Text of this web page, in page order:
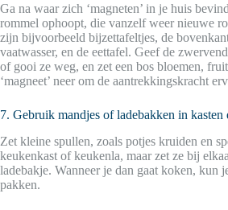
Ga na waar zich ‘magneten’ in je huis
rommel ophoopt, die vanzelf weer nieuwe
zijn bijvoorbeeld bijzettafeltjes, de
vaatwasser, en de eettafel. Geef de
of gooi ze weg, en zet een bos bloemen,
‘magneet’ neer om de aantrekkingskracht
7. Gebruik mandjes of ladebakken in kasten
Zet kleine spullen, zoals potjes kruiden en
keukenkast of keukenla, maar zet ze bij
ladebakje. Wanneer je dan gaat koken, kun
pakken.